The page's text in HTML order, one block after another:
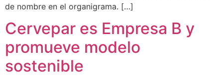
de nombre en el organigrama. […]
Cervepar es Empresa B y
promueve modelo
sostenible